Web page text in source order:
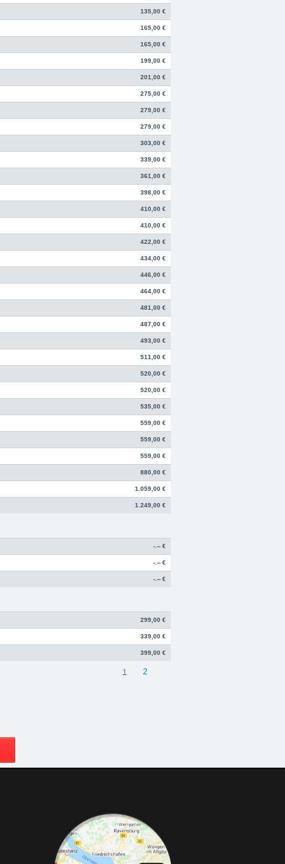
135,00 €
165,00 €
165,00 €
199,00 €
201,00 €
275,00 €
279,00 €
279,00 €
303,00 €
339,00 €
361,00 €
398,00 €
410,00 €
410,00 €
422,00 €
434,00 €
446,00 €
464,00 €
481,00 €
487,00 €
493,00 €
511,00 €
520,00 €
520,00 €
535,00 €
559,00 €
559,00 €
559,00 €
880,00 €
1.059,00 €
1.249,00 €
-.-- €
-.-- €
-.-- €
299,00 €
339,00 €
399,00 €
1 2